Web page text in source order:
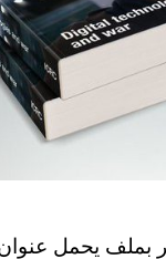
بملف يحمل